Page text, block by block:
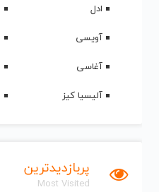
ادل
آویسی
آغاسی
آلیسیا کیز
پربازدیدترین
Most Visited